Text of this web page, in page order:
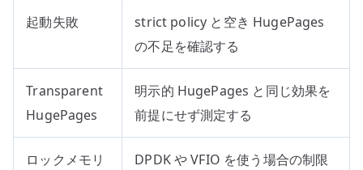
起動失敗
strict policy と空き HugePages
の不足を確認する
Transparent
HugePages
明示的 HugePages と同じ効果を
前提にせず測定する
ロックメモリ
DPDK や VFIO を使う場合の制限